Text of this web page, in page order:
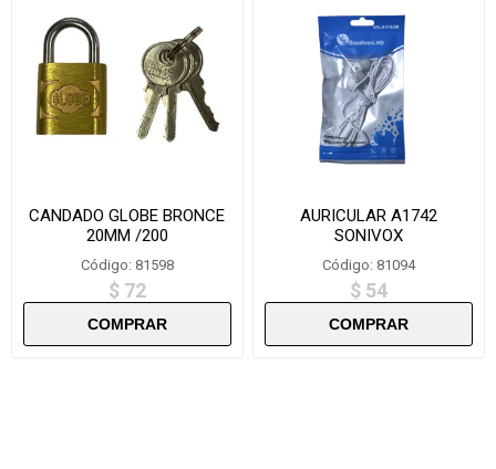
CANDADO GLOBE BRONCE
20MM /200
Código: 81598
$ 72
AURICULAR A1742
SONIVOX
Código: 81094
$ 54